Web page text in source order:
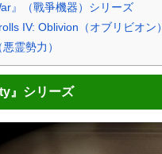
』（戰爭機器）シリーズ
IV: Oblivion（オブリビオン）
霊勢力）
』シリーズ